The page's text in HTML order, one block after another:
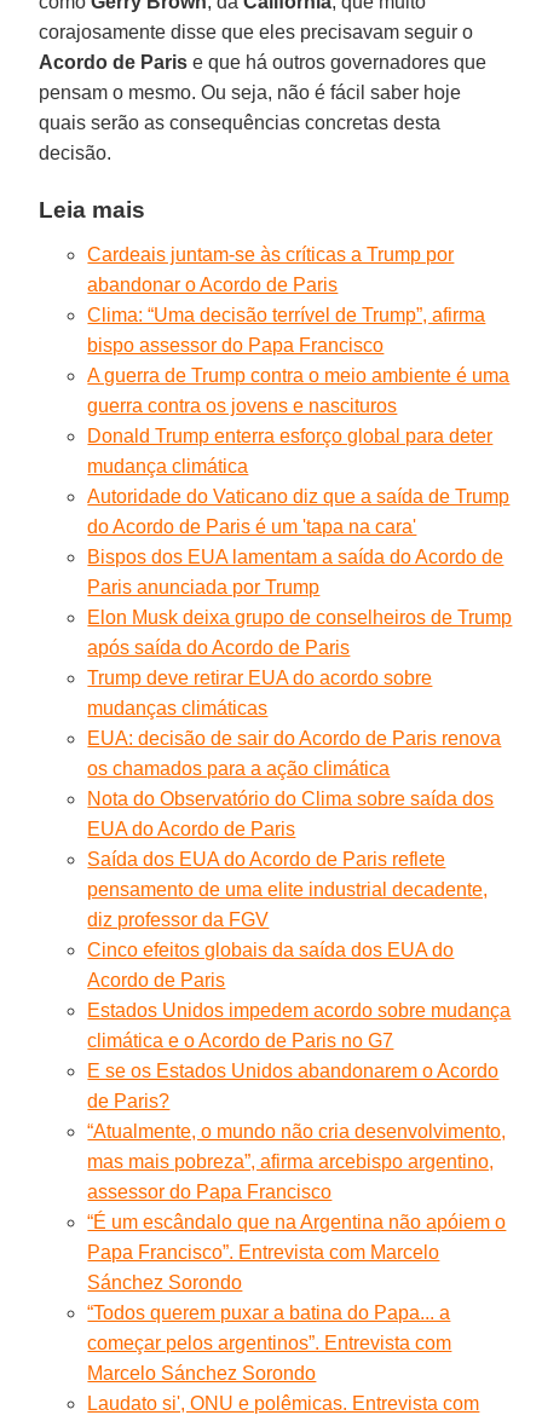
corajosamente disse que eles precisavam seguir o
Acordo de Paris e que há outros governadores que
pensam o mesmo. Ou seja, não é fácil saber hoje
quais serão as consequências concretas desta
decisão.
Leia mais
Cardeais juntam-se às críticas a Trump por
abandonar o Acordo de Paris
Clima: “Uma decisão terrível de Trump”, afirma
bispo assessor do Papa Francisco
A guerra de Trump contra o meio ambiente é uma
guerra contra os jovens e nascituros
Donald Trump enterra esforço global para deter
mudança climática
Autoridade do Vaticano diz que a saída de Trump
do Acordo de Paris é um 'tapa na cara'
Bispos dos EUA lamentam a saída do Acordo de
Paris anunciada por Trump
Elon Musk deixa grupo de conselheiros de Trump
após saída do Acordo de Paris
Trump deve retirar EUA do acordo sobre
mudanças climáticas
EUA: decisão de sair do Acordo de Paris renova
os chamados para a ação climática
Nota do Observatório do Clima sobre saída dos
EUA do Acordo de Paris
Saída dos EUA do Acordo de Paris reflete
pensamento de uma elite industrial decadente,
diz professor da FGV
Cinco efeitos globais da saída dos EUA do
Acordo de Paris
Estados Unidos impedem acordo sobre mudança
climática e o Acordo de Paris no G7
E se os Estados Unidos abandonarem o Acordo
de Paris?
“Atualmente, o mundo não cria desenvolvimento,
mas mais pobreza”, afirma arcebispo argentino,
assessor do Papa Francisco
“É um escândalo que na Argentina não apóiem o
Papa Francisco”. Entrevista com Marcelo
Sánchez Sorondo
“Todos querem puxar a batina do Papa... a
começar pelos argentinos”. Entrevista com
Marcelo Sánchez Sorondo
Laudato si', ONU e polêmicas. Entrevista com